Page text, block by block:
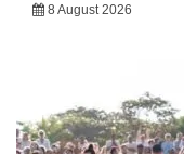
8 August 2026